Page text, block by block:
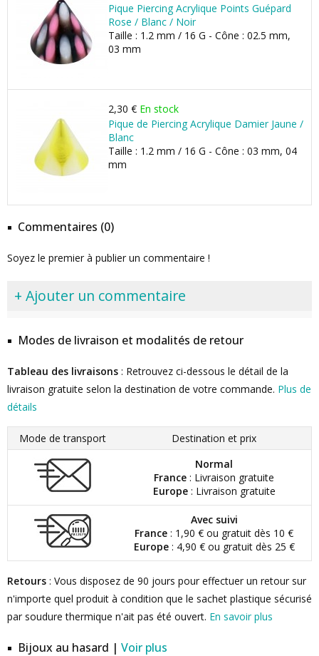
Pique Piercing Acrylique Points Guépard
Rose / Blanc / Noir
Taille : 1.2 mm / 16 G - Cône : 02.5 mm,
03 mm
2,30 € En stock
Pique de Piercing Acrylique Damier Jaune /
Blanc
Taille : 1.2 mm / 16 G - Cône : 03 mm, 04
mm
Commentaires (0)
Soyez le premier à publier un commentaire !
+ Ajouter un commentaire
Modes de livraison et modalités de retour
Tableau des livraisons : Retrouvez ci-dessous le détail de la
livraison gratuite selon la destination de votre commande. Plus de
détails
Mode de transport
Destination et prix
Normal
France : Livraison gratuite
Europe: Livraison gratuite
Avec suivi
France : 1,90 € ou gratuit dès 10 €
Europe: 4,90 € ou gratuit dès 25 €
Retours : Vous disposez de 90 jours pour effectuer un retour sur
n'importe quel produit à condition que le sachet plastique sécurisé
par soudure thermique n'ait pas été ouvert. En savoir plus
Bijoux au hasard | Voir plus